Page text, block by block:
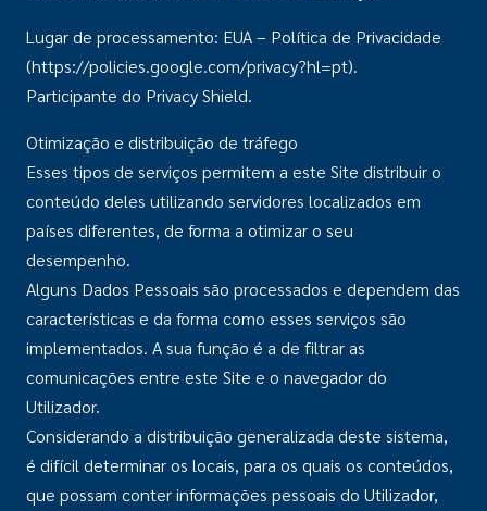
Lugar de processamento: EUA – Política de Privacidade
(https://policies.google.com/privacy?hl=pt).
Participante do Privacy Shield.
Otimização e distribuição de tráfego
Esses tipos de serviços permitem a este Site distribuir o
conteúdo deles utilizando servidores localizados em
países diferentes, de forma a otimizar o seu
desempenho.
Alguns Dados Pessoais são processados e dependem das
características e da forma como esses serviços são
implementados. A sua função é a de filtrar as
comunicações entre este Site e o navegador do
Utilizador.
Considerando a distribuição generalizada deste sistema,
é difícil determinar os locais, para os quais os conteúdos,
que possam conter informações pessoais do Utilizador,